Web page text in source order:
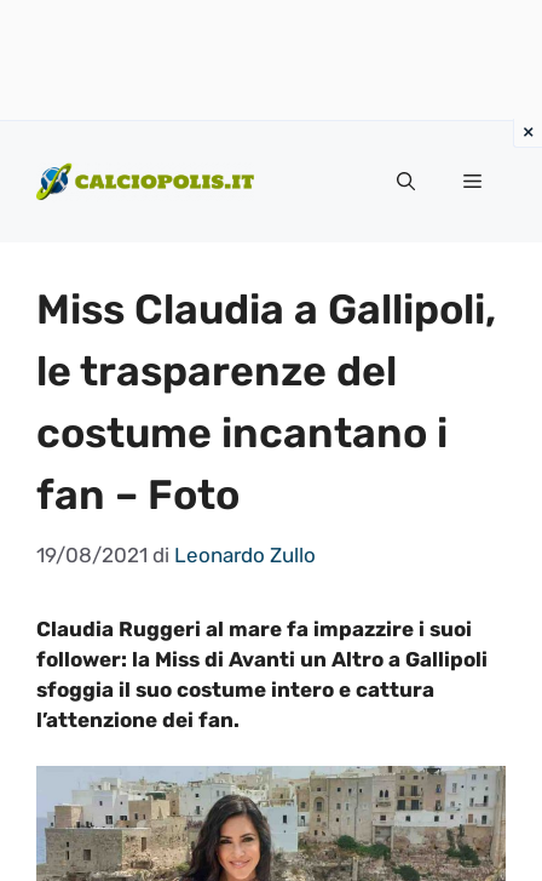
contenuto
Menu
Miss Claudia a Gallipoli,
le trasparenze del
costume incantano i
fan – Foto
19/08/2021 di Leonardo Zullo
Claudia Ruggeri al mare fa impazzire i suoi
follower: la Miss di Avanti un Altro a Gallipoli
sfoggia il suo costume intero e cattura
l’attenzione dei fan.